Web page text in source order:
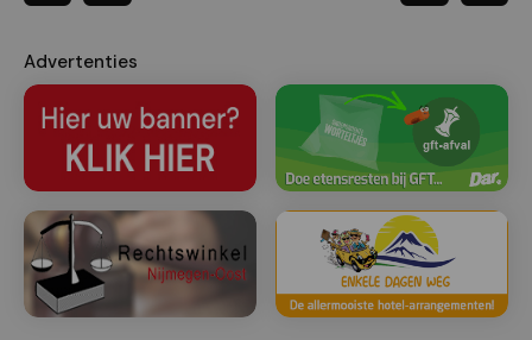
Advertenties